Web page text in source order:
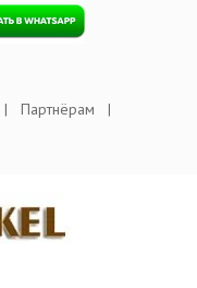
Партнёрам